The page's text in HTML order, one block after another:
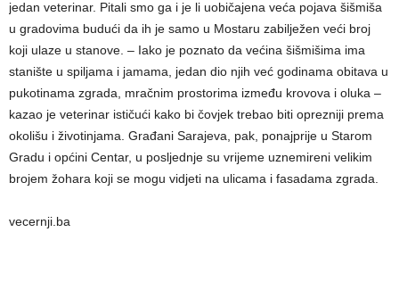
jedan veterinar. Pitali smo ga i je li uobičajena veća pojava šišmiša
u gradovima budući da ih je samo u Mostaru zabilježen veći broj
koji ulaze u stanove. – Iako je poznato da većina šišmišima ima
stanište u spiljama i jamama, jedan dio njih već godinama obitava u
pukotinama zgrada, mračnim prostorima između krovova i oluka –
kazao je veterinar ističući kako bi čovjek trebao biti oprezniji prema
okolišu i životinjama. Građani Sarajeva, pak, ponajprije u Starom
Gradu i općini Centar, u posljednje su vrijeme uznemireni velikim
brojem žohara koji se mogu vidjeti na ulicama i fasadama zgrada.
vecernji.ba